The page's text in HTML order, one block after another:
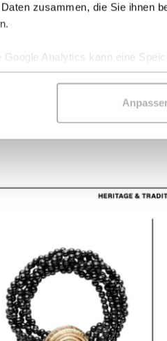
zusammen, die Sie ihnen
Analytics kann eine